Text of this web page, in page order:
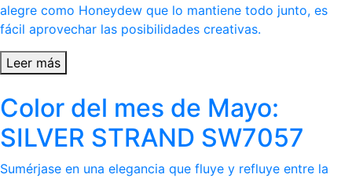
alegre como Honeydew que lo mantiene todo junto, es
fácil aprovechar las posibilidades creativas.
Leer más
Color del mes de Mayo:
SILVER STRAND SW7057
Sumérjase en una elegancia que fluye y refluye entre la